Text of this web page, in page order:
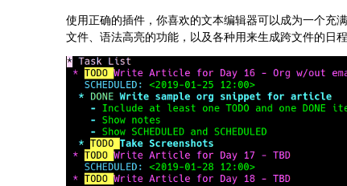
使用正确的插件，你喜欢的文本编辑器可以成为一个充
文件、语法高亮的功能，以及各种用来生成跨文件的日